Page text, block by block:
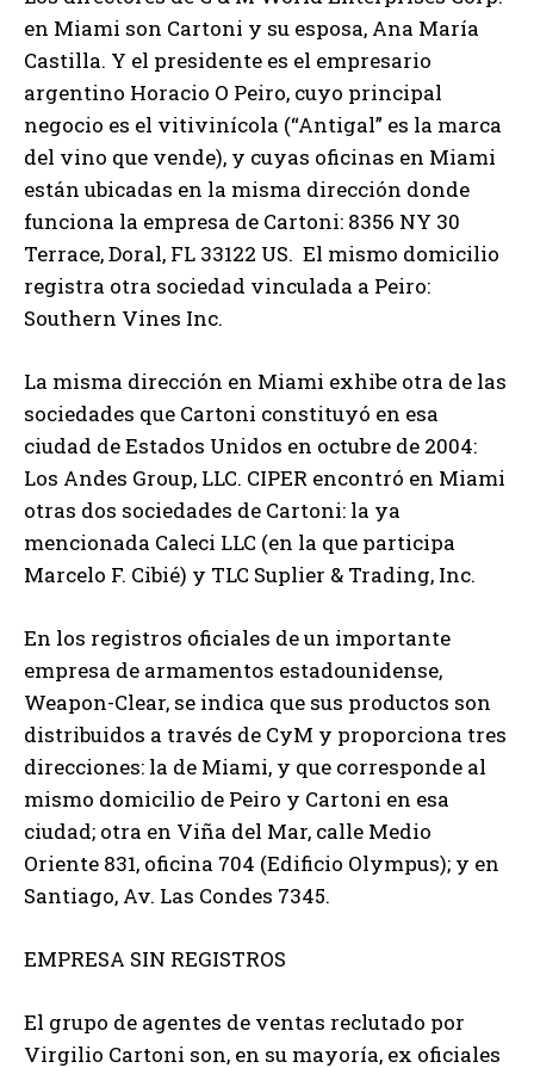
en Miami son Cartoni y su esposa, Ana María
Castilla. Y el presidente es el empresario
argentino Horacio O Peiro, cuyo principal
negocio es el vitivinícola (“Antigal” es la marca
del vino que vende), y cuyas oficinas en Miami
están ubicadas en la misma dirección donde
funciona la empresa de Cartoni: 8356 NY 30
Terrace, Doral, FL 33122 US. El mismo domicilio
registra otra sociedad vinculada a Peiro:
Southern Vines Inc.
La misma dirección en Miami exhibe otra de las
sociedades que Cartoni constituyó en esa
ciudad de Estados Unidos en octubre de 2004:
Los Andes Group, LLC. CIPER encontró en Miami
otras dos sociedades de Cartoni: la ya
mencionada Caleci LLC (en la que participa
Marcelo F. Cibié) y TLC Suplier & Trading, Inc.
En los registros oficiales de un importante
empresa de armamentos estadounidense,
Weapon-Clear, se indica que sus productos son
distribuidos a través de CyM y proporciona tres
direcciones: la de Miami, y que corresponde al
mismo domicilio de Peiro y Cartoni en esa
ciudad; otra en Viña del Mar, calle Medio
Oriente 831, oficina 704 (Edificio Olympus); y en
Santiago, Av. Las Condes 7345.
EMPRESA SIN REGISTROS
El grupo de agentes de ventas reclutado por
Virgilio Cartoni son, en su mayoría, ex oficiales